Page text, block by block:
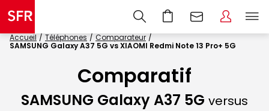
Accueil Téléphones
Comparateur
SAMSUNG Galaxy A37 5G vs XIAOMI Redmi Note 13 Pro+ 5G
Comparatif
SAMSUNG Galaxy A37 5G versus